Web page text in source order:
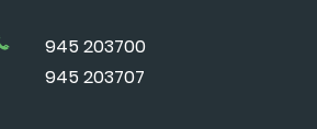
945 203700
945 203707